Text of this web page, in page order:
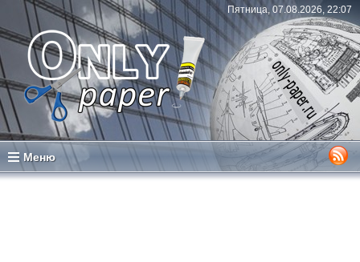
Пятница, 07.08.2026, 22:07
Меню